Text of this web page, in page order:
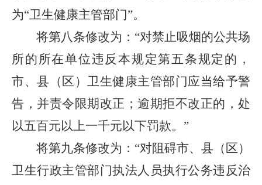
为“卫生健康主管部门”。
将第八条修改为：“对禁止吸烟的公共场
所的所在单位违反本规定第五条规定的，
市、县（区）卫生健康主管部门应当给予警
告，并责令限期改正；逾期拒不改正的，处
以五百元以上一千元以下罚款。”
将第九条修改为：“对阻碍市、县（区）
卫生行政主管部门执法人员执行公务违反治